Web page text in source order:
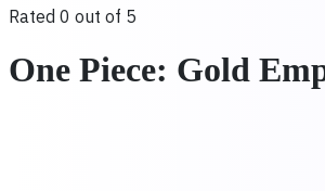
Rated 0 out of 5
One Piece: Gold